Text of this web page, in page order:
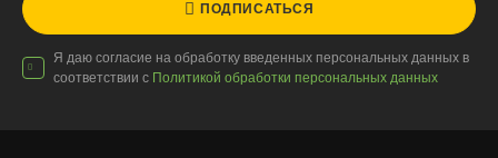
ПОДПИСАТЬСЯ
Я даю согласие на обработку введенных персональных данных в
соответствии с Политикой обработки персональных данных